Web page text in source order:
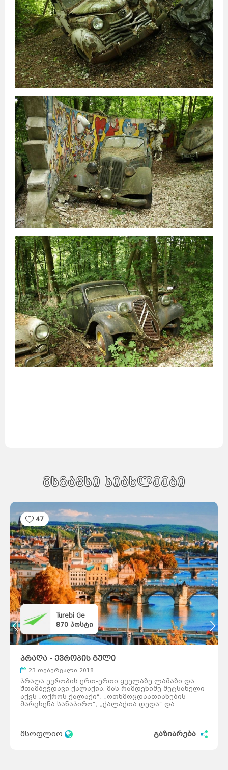
მსგავსი სიახლეები
47
Turebi Ge
870 პოსტი
პრაღა - ევროპის გული
23 თებერვალი 2018
პრაღა ევროპის ერთ-ერთი ყველაზე ლამაზი და
შთამბეჭდავი ქალაქია. მას რამდენიმე მეტსახელი
აქვს „ოქროს ქალაქი“, „ოთხმოცდაათიანების
მარცხენა სანაპირო“, „ქალაქთა დედა“ და
ტერიტორიისგან შედგება. ყველა მათგანი
მსოფლიო გაზიარება